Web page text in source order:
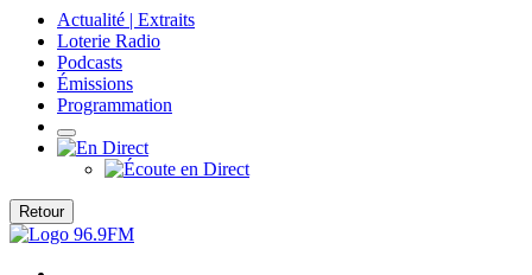
Actualité | Extraits
Loterie Radio
Podcasts
Émissions
Programmation
Retour